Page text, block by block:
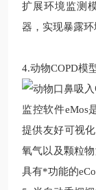
扩展环境监测
器，实现暴露环
4.动物COPD模
监控软件eMos
提供友好可视
氧气以及颗粒
具有*功能的